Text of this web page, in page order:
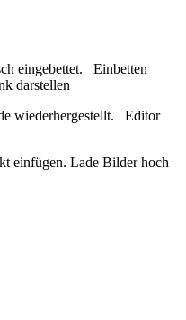
eingebettet. Einbetten
darstellen
wiederhergestellt. Editor
einfügen. Lade Bilder hoch